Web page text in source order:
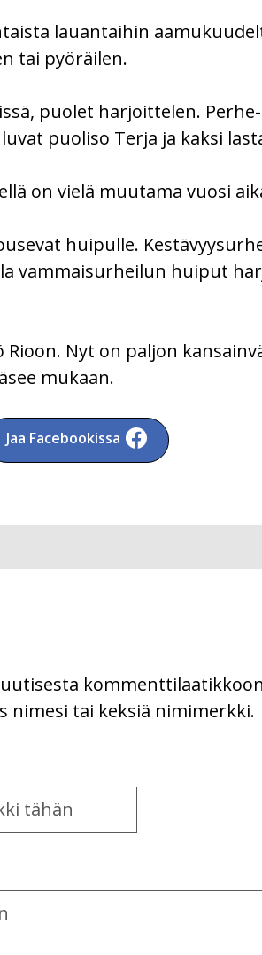
lauantaihin
tai pyöräilen.
puolet harjoittelen.
puoliso Terja ja kaksi
on vielä muutama vuosi
huipulle.
vammaisurheilun huiput
Rioon. Nyt on paljon
mukaan.
Jaa Facebookissa
nimesi tai keksiä nimimerkki.